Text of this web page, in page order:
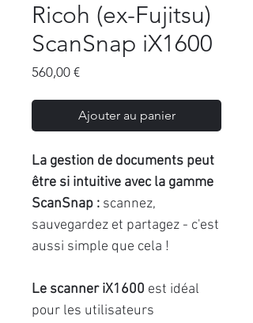
Ricoh (ex-Fujitsu)
ScanSnap iX1600
560,00 €Prix
Ajouter au panier
La gestion de documents peut
être si intuitive avec la gamme
ScanSnap : scannez,
sauvegardez et partagez - c'est
aussi simple que cela !
Le scanner iX1600 est idéal
pour les utilisateurs